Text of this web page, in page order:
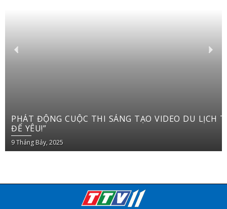
PHÁT ĐỘNG CUỘC THI SÁNG TẠO VIDEO DU LỊCH TRÊN YOUTUBE SHORTS “VIỆT NAM: ĐI
ĐỂ YÊU!”
9 Tháng Bảy, 2025